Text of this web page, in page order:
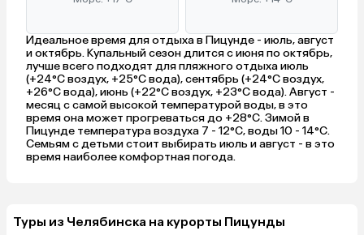
Идеальное время для отдыха в Пицунде - июль, август
и октябрь. Купальный сезон длится с июня по октябрь,
лучше всего подходят для пляжного отдыха июль
(+24°C воздух, +25°C вода), сентябрь (+24°C воздух,
+26°C вода), июнь (+22°C воздух, +23°C вода). Август -
месяц с самой высокой температурой воды, в это
время она может прогреваться до +28°C. Зимой в
Пицунде температура воздуха 7 - 12°C, воды 10 - 14°C.
Семьям с детьми стоит выбирать июль и август - в это
время наиболее комфортная погода.
Туры из Челябинска на курорты Пицунды